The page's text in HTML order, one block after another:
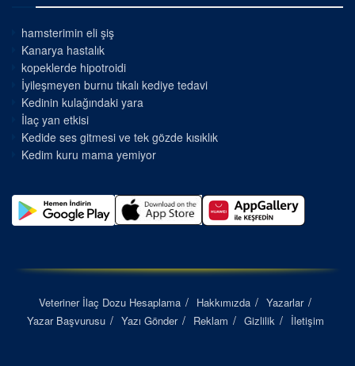
hamsterimin eli şiş
Kanarya hastalık
kopeklerde hipotroidi
İyileşmeyen burnu tıkalı kediye tedavi
Kedinin kulağındaki yara
İlaç yan etkisi
Kedide ses gitmesi ve tek gözde kısıklık
Kedim kuru mama yemiyor
Veteriner İlaç Dozu Hesaplama Hakkımızda
Yazarlar
Yazar Başvurusu
Yazı Gönder Reklam Gizlilik İletişim